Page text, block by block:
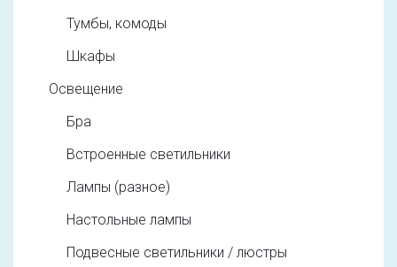
Тумбы, комоды
Шкафы
Освещение
Бра
Встроенные светильники
Лампы (разное)
Настольные лампы
Подвесные светильники / люстры